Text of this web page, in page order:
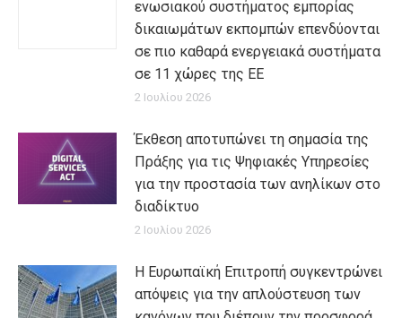
ενωσιακού συστήματος εμπορίας
δικαιωμάτων εκπομπών επενδύονται
σε πιο καθαρά ενεργειακά συστήματα
σε 11 χώρες της ΕΕ
2 Ιουλίου 2026
Έκθεση αποτυπώνει τη σημασία της
Πράξης για τις Ψηφιακές Υπηρεσίες
για την προστασία των ανηλίκων στο
διαδίκτυο
2 Ιουλίου 2026
Η Ευρωπαϊκή Επιτροπή συγκεντρώνει
απόψεις για την απλούστευση των